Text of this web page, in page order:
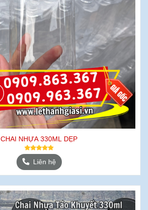
CHAI NHỰA 330ML DẸP
Liên hệ